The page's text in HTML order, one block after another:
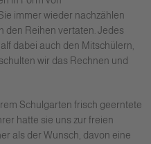
immer wieder nachzählen
den Reihen vertaten. Jedes
dabei auch den Mitschülern,
wir das Rechnen und
Schulgarten frisch geerntete
hatte sie uns zur freien
als der Wunsch, davon eine